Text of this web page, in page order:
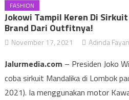
FASHION
Jokowi Tampil Keren Di
Brand Dari Outfitnya!
November 17, 2021 Adinda
Jalurmedia.com – Presiden Joko
coba sirkuit Mandalika di Lombok
2021). Ia menggunakan motor